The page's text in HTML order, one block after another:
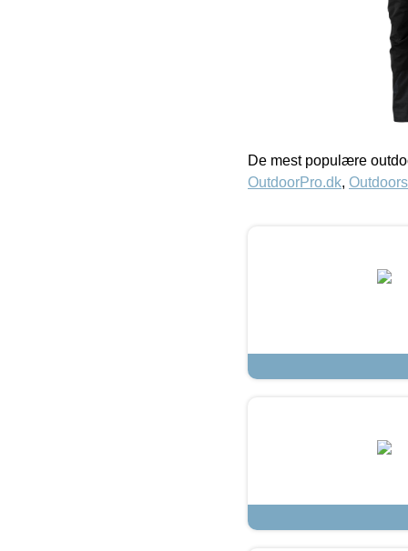
De mest populære
OutdoorPro.dk,